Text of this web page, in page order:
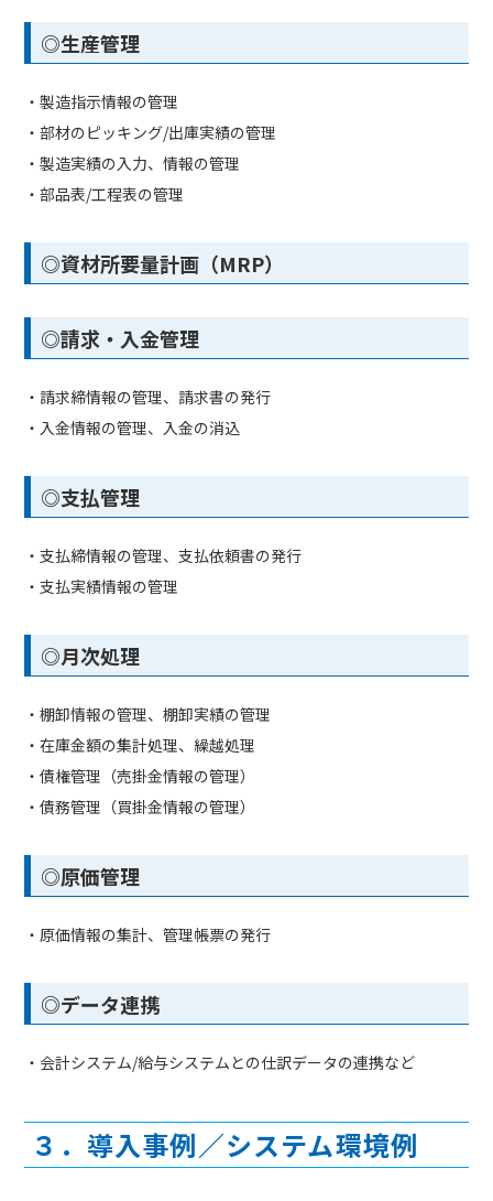
◎生産管理
・製造指示情報の管理
・部材のピッキング/出庫実績の管理
・製造実績の入力、情報の管理
・部品表/工程表の管理
◎資材所要量計画（MRP）
◎請求・入金管理
・請求締情報の管理、請求書の発行
・入金情報の管理、入金の消込
◎支払管理
・支払締情報の管理、支払依頼書の発行
・支払実績情報の管理
◎月次処理
・棚卸情報の管理、棚卸実績の管理
・在庫金額の集計処理、繰越処理
・債権管理（売掛金情報の管理）
・債務管理（買掛金情報の管理）
◎原価管理
・原価情報の集計、管理帳票の発行
◎データ連携
・会計システム/給与システムとの仕訳データの連携など
３．導入事例／システム環境例